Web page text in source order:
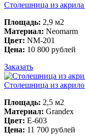
Столешница из акрила
Площадь: 2,9 м2
Материал: Neomarm
Цвет: NM-201
Цена: 10 800 рублей
Заказать
Столешница из
Площадь: 2,5 м2
Материал: Grandex
Цвет: E-603
Цена: 11 700 рублей